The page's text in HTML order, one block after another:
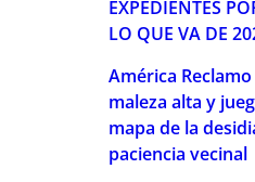
EXPEDIENTES
LO QUE VA DE
América
maleza alta y
mapa de la
paciencia vecinal